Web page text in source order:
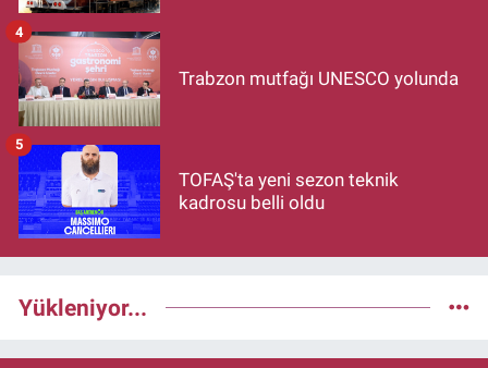
Trabzon mutfağı UNESCO yolunda
4
TOFAŞ'ta yeni sezon teknik
kadrosu belli oldu
5
Yükleniyor...